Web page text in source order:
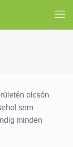
olcsón
sem
minden